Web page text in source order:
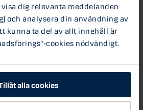
dig relevanta meddelanden
och analysera din användning av
kunna ta del av allt innehåll är
cookies nödvändigt.
alla cookies
bolag är ett som kan
breddas. Vi måste se fler
och visa att det inte
stora investerare bakom sig, sa
på samma spår och nämnde att
något som alla bolag bör sträva